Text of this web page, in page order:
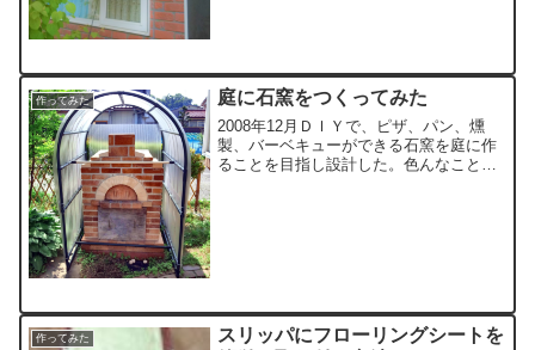
作ってみた 庭に石窯をつくってみた
2008年12月ＤＩＹで、ピザ、パン、燻
製、バーベキューができる石窯を庭に作
ることを目指し設計した。色んなことを
作ってみた
スリッパにフローリングシートを